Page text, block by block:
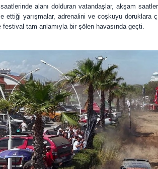
alanı dolduran vatandaşlar, akşam
ettiği yarışmalar, adrenalini ve coşkuyu doruklara
festival tam anlamıyla bir şölen havasında geçti.